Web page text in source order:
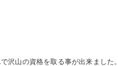
沢山の資格を取る事が出来ました。